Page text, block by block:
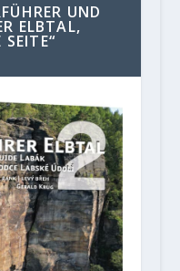
UND
ELBTAL,